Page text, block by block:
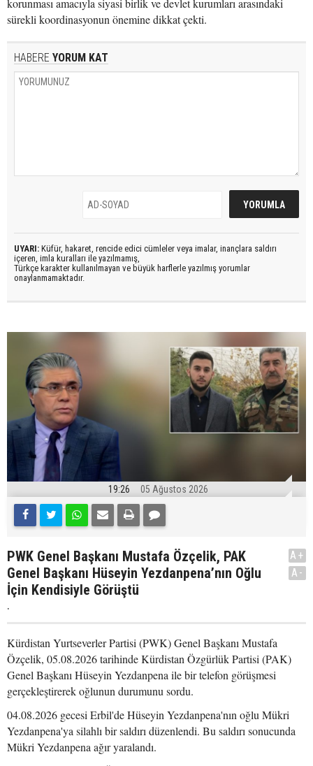
korunması amacıyla siyasi birlik ve devlet kurumları arasındaki
sürekli koordinasyonun önemine dikkat çekti.
HABERE YORUM KAT
UYARI: Küfür, hakaret, rencide edici cümleler veya imalar, inançlara saldırı
içeren, imla kuralları ile yazılmamış,
Türkçe karakter kullanılmayan ve büyük harflerle yazılmış yorumlar
onaylanmamaktadır.
19:26 05 Ağustos 2026
PWK Genel Başkanı Mustafa Özçelik, PAK
Genel Başkanı Hüseyin Yezdanpena’nın Oğlu
İçin Kendisiyle Görüştü
.
A+
A-
Kürdistan Yurtseverler Partisi (PWK) Genel Başkanı Mustafa
Özçelik, 05.08.2026 tarihinde Kürdistan Özgürlük Partisi (PAK)
Genel Başkanı Hüseyin Yezdanpena ile bir telefon görüşmesi
gerçekleştirerek oğlunun durumunu sordu.
04.08.2026 gecesi Erbil'de Hüseyin Yezdanpena'nın oğlu Mükri
Yezdanpena'ya silahlı bir saldırı düzenlendi. Bu saldırı sonucunda
Mükri Yezdanpena ağır yaralandı.